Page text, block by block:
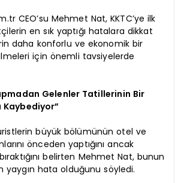
CEO’su Mehmet Nat, KKTC’ye ilk
en sık yaptığı hatalara dikkat
daha konforlu ve ekonomik bir
için önemli tavsiyelerde
Gelenler Tatillerinin Bir
Kaybediyor”
büyük bölümünün otel ve
önceden yaptığını ancak
belirten Mehmet Nat, bunun
yaygın hata olduğunu söyledi.